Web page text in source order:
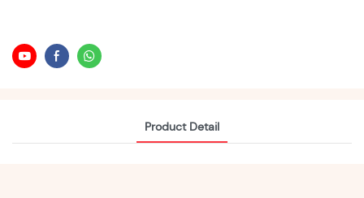
Product Detail